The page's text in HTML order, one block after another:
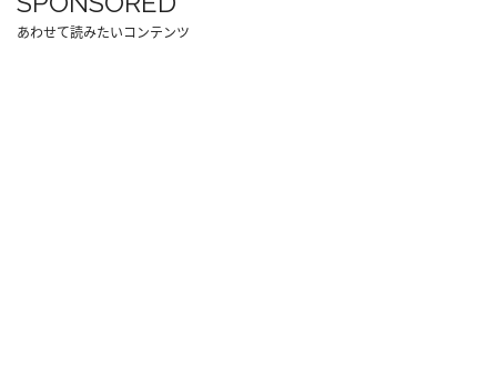
あわせて読みたいコンテンツ